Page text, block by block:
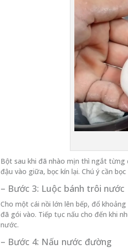
Bột sau khi đã nhào mịn thì ngắt từng
đậu vào giữa, bọc kín lại. Chú ý cần
– Bước 3: Luộc bánh trôi nước
Cho một cái nồi lớn lên bếp, đổ
đã gói vào. Tiếp tục nấu cho đến khi
nước.
– Bước 4: Nấu nước đường